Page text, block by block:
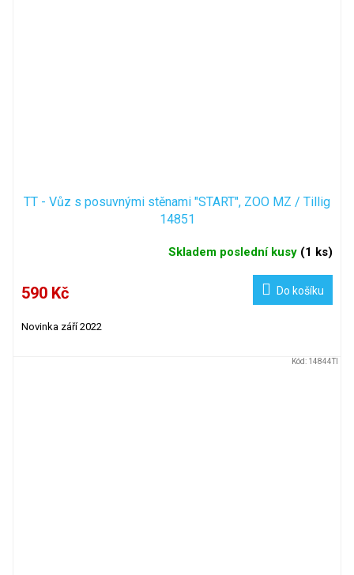
TT - Vůz s posuvnými stěnami "START", ZOO MZ / Tillig
14851
Skladem poslední kusy (1 ks)
590 Kč Do košíku
Novinka září 2022
Kód: 14844TI